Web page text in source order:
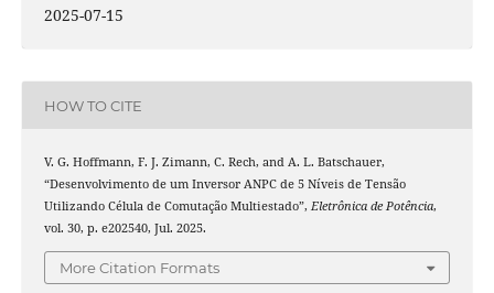
2025-07-15
HOW TO CITE
V. G. Hoffmann, F. J. Zimann, C. Rech, and A. L. Batschauer,
“Desenvolvimento de um Inversor ANPC de 5 Níveis de Tensão
Utilizando Célula de Comutação Multiestado”, Eletrônica de Potência,
vol. 30, p. e202540, Jul. 2025.
More Citation Formats